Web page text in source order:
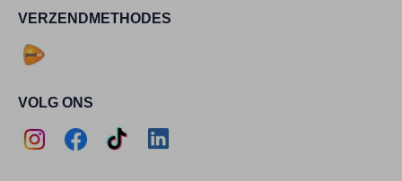
VERZENDMETHODES
VOLG ONS